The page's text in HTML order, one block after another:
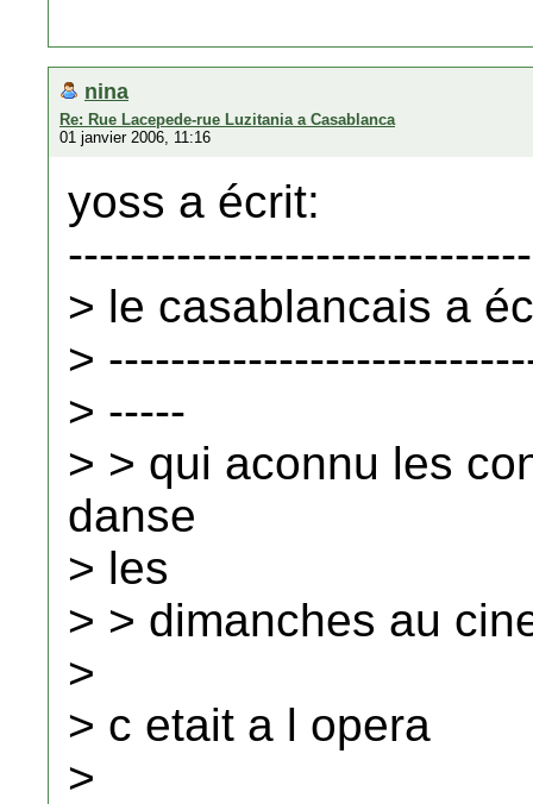
nina
Re: Rue Lacepede-rue Luzitania a Casablanca
01 janvier 2006, 11:16
yoss a écrit:
> le casablancais a
>
> -----
> > qui aconnu les
danse
> les
> > dimanches au
>
> c etait a l opera
>